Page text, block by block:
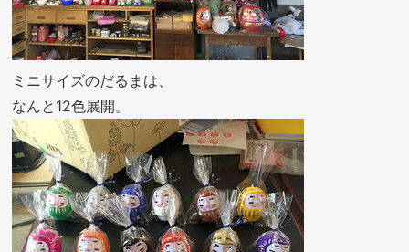
ミニサイズのだるまは、
なんと12色展開。